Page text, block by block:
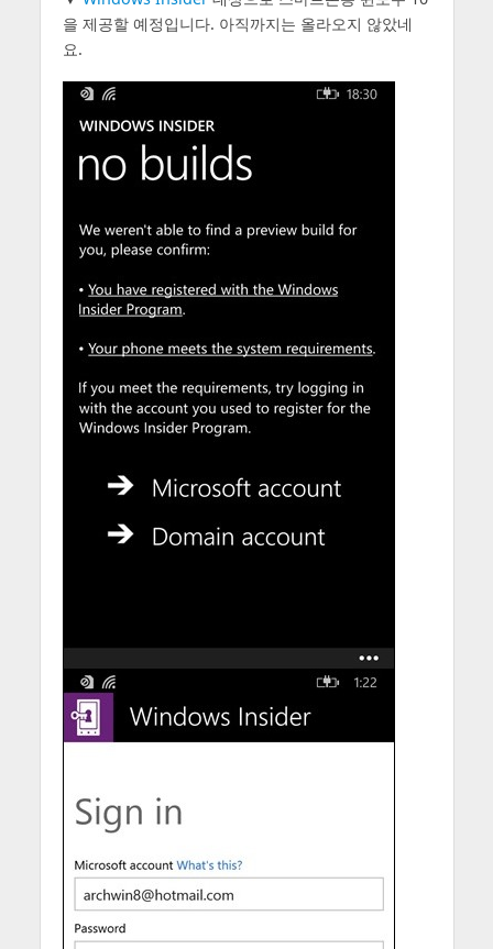
을 제공할 예정입니다. 아직까지는 올라오지 않았네
요.